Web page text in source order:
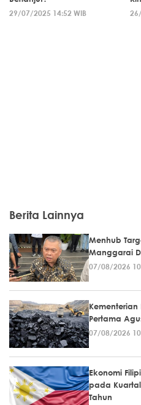
29/07/2025 14:52 WIB
Berita Lainnya
Menhub
Manggarai
07/08/2026
Kementerian
Pertama
07/08/2026
Ekonomi
pada
Tahun